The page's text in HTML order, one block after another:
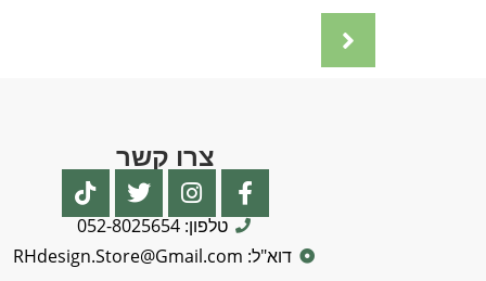
צרו קשר
טלפון: 052-8025654
דוא"ל: RHdesign.Store@Gmail.com